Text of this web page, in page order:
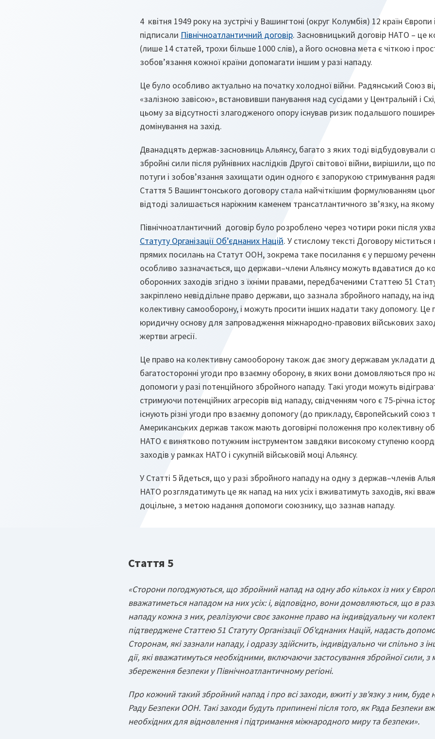
4 квітня 1949 року на зустрічі у Вашингтоні (округ Колумбія) 12 країн Європи
підписали Північноатлантичний договір. Засновницький договір НАТО – це
(лише 14 статей, трохи більше 1000 слів), а його основна мета є чіткою і
зобов’язання кожної країни допомагати іншим у разі нападу.
Це було особливо актуально на початку холодної війни. Радянський Союз
«залізною завісою», встановивши панування над сусідами у Центральній і
цьому за відсутності злагодженого опору існував ризик подальшого
домінування на захід.
Дванадцять держав-засновниць Альянсу, багато з яких тоді відбудовували
збройні сили після руйнівних наслідків Другої світової війни, вирішили, що
потуги і зобов’язання захищати один одного є запорукою стримування
Стаття 5 Вашингтонського договору стала найчіткішим формулюванням
відтоді залишається наріжним каменем трансатлантичного зв’язку, на
Північноатлантичний договір було розроблено через чотири роки після
Статуту Організації Об’єднаних Націй. У стислому тексті Договору
прямих посилань на Статут ООН, зокрема таке посилання є у першому
особливо зазначається, що держави–члени Альянсу можуть вдаватися до
оборонних заходів згідно з їхніми правами, передбаченими Статтею 51
закріплено невіддільне право держави, що зазнала збройного нападу, на
колективну самооборону, і можуть просити інших надати таку допомогу. Це
юридичну основу для запровадження міжнародно-правових військових
жертви агресії.
Це право на колективну самооборону також дає змогу державам укладати
багатосторонні угоди про взаємну оборону, в яких вони домовляються про
допомоги у разі потенційного збройного нападу. Такі угоди можуть
стримуючи потенційних агресорів від нападу, свідченням чого є 75-річна
існують різні угоди про взаємну допомогу (до прикладу, Європейський союз
Американських держав також мають договірні положення про колективну
НАТО є винятково потужним інструментом завдяки високому ступеню
заходів у рамках НАТО і сукупній військовій моці Альянсу.
У Статті 5 йдеться, що у разі збройного нападу на одну з держав–членів
НАТО розглядатимуть це як напад на них усіх і вживатимуть заходів, які
доцільне, з метою надання допомоги союзнику, що зазнав нападу.
Стаття 5
«Сторони погоджуються, що збройний напад на одну або кількох із них у
вважатиметься нападом на них усіх: і, відповідно, вони домовляються, що в
нападу кожна з них, реалізуючи своє законне право на індивідуальну чи
підтверджене Статтею 51 Статуту Організації Об'єднаних Націй, надасть
Сторонам, які зазнали нападу, і одразу здійснить, індивідуально чи спільно з
дії, які вважатимуться необхідними, включаючи застосування збройної сили, з
збереження безпеки у Північноатлантичному регіоні.
Про кожний такий збройний напад і про всі заходи, вжиті у зв'язку з ним, буде
Раду Безпеки ООН. Такі заходи будуть припинені після того, як Рада Безпеки
необхідних для відновлення і підтримання міжнародного миру та безпеки».